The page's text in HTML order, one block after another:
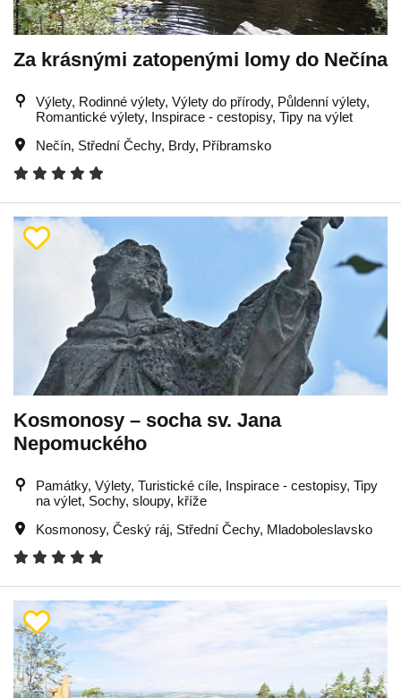
Za krásnými zatopenými lomy do Nečína
Výlety, Rodinné výlety, Výlety do přírody, Půldenní výlety,
Romantické výlety, Inspirace - cestopisy, Tipy na výlet
Nečín, Střední Čechy, Brdy, Příbramsko
Kosmonosy – socha sv. Jana
Nepomuckého
Památky, Výlety, Turistické cíle, Inspirace - cestopisy, Tipy
na výlet, Sochy, sloupy, kříže
Kosmonosy, Český ráj, Střední Čechy, Mladoboleslavsko